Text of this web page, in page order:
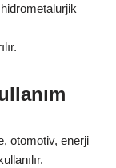
otomotiv, enerji